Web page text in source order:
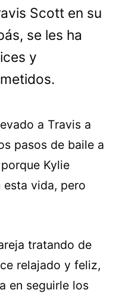
Scott en su
se les ha
y
a Travis a
pasos de baile a
Kylie
esta vida, pero
tratando de
relajado y feliz,
en seguirle los